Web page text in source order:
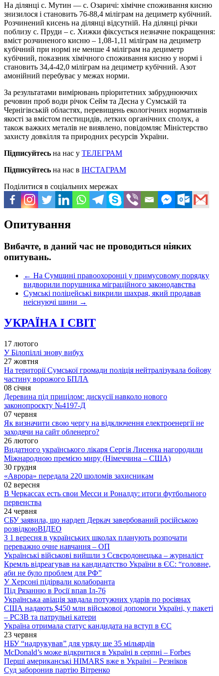
На ділянці с. Мутин — с. Озаричі: хімічне споживання кисню
знизилося і становить 76-88,4 міліграм на дециметр кубічний.
Розчинений кисень на ділянці відсутній. На ділянці річки
поблизу с. Пруди – с. Хижки фіксується незначне покращення:
вміст розчиненого кисню – 1,08-1,11 міліграм на дециметр
кубічний при нормі не менше 4 міліграм на дециметр
кубічний, показник хімічного споживання кисню у нормі і
становить 34,4-42,0 міліграм на дециметр кубічний. Азот
амонійний перебуває у межах норми.
За результатами вимірювань пріоритетних забруднюючих
речовин проб води річок Сейм та Десна у Сумській та
Чернігівській областях, перевищень екологічних нормативів
якості за вмістом пестицидів, летких органічних сполук, а
також важких металів не виявлено, повідомляє Міністерство
захисту довкілля та природних ресурсів України.
Підписуйтесь на нас у ТЕЛЕГРАМ
Підписуйтесь на нас в ІНСТАГРАМ
Поділитися в соціальних мережах
Опитування
Вибачте, в даний час не проводиться ніяких
опитувань.
← На Сумщині правоохоронці у примусовому порядку
видворили порушника міграційного законодавства
Сумські поліцейські викрили шахрая, який продавав
неіснуючі шини →
УКРАЇНА І СВІТ
17 лютого
У Білопіллі знову вибух
27 жовтня
На території Сумської громади поліція нейтралізувала бойову
частину ворожого БПЛА
08 січня
Деревина під прицілом: дискусії навколо нового
законопроєкту №4197-Д
07 червня
Як визначити свою чергу на відключення електроенергії не
заходячи на сайт обленерго?
26 лютого
Видатного українського лікаря Сергія Лисенка нагородили
Міжнародною премією миру (Німеччина – США)
30 грудня
«Аврора» передала 220 шоломів захисникам
02 вересня
В Черкассах есть свои Месси и Роналду: итоги футбольного
первенства
24 червня
СБУ заявила, що нардеп Деркач завербований російською
розвідкоюВІДЕО
З 1 вересня в українських школах планують розпочати
переважно очне навчання – ОП
Українські військові вийшли з Сєвєродонецька – журналіст
Кремль відреагував на кандидатство України в ЄС: “головне,
аби не було проблем для РФ”
У Херсоні підірвали колаборанта
Під Рязанню в Росії впав Іл-76
Українська авіація завдала потужних ударів по росіянах
США надають $450 млн військової допомоги Україні, у пакеті
– РСЗВ та патрульні катери
Україна отримала статус кандидата на вступ в ЄС
23 червня
НБУ “надрукував” для уряду ще 35 мільярдів
McDonald’s може відкритися в Україні в серпні – Forbes
Перші американські HIMARS вже в Україні – Резніков
Суд заборонив партію Вітренко